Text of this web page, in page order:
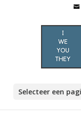
Selecteer een